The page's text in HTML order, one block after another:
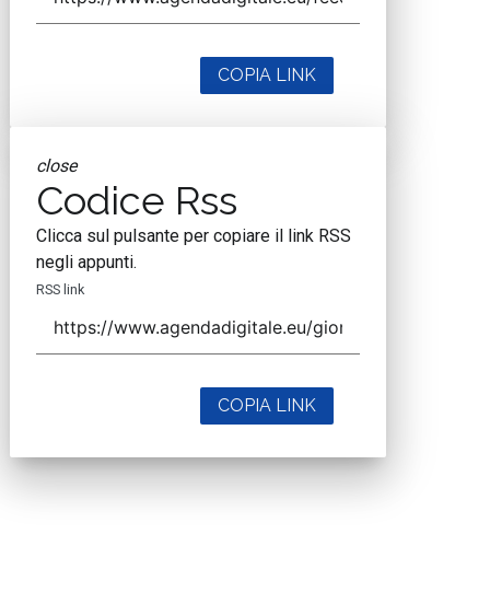
COPIA LINK
close
Codice Rss
Clicca sul pulsante per copiare il link RSS
negli appunti.
RSS link
COPIA LINK